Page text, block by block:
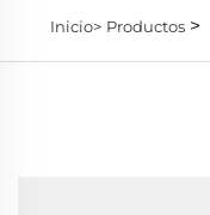
Inicio> Productos>